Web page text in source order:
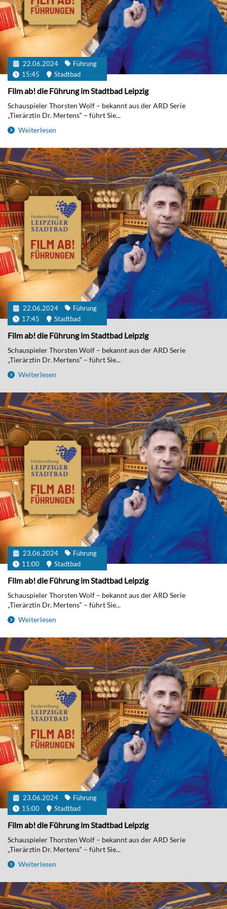
22.06.2024
Führung
15:45
Stadtbad
Film ab! die Führung im Stadtbad Leipzig
Schauspieler Thorsten Wolf – bekannt aus der ARD Serie
„Tierärztin Dr. Mertens“ – führt Sie...
Weiterlesen
22.06.2024
Führung
17:45
Stadtbad
Film ab! die Führung im Stadtbad Leipzig
Schauspieler Thorsten Wolf – bekannt aus der ARD Serie
„Tierärztin Dr. Mertens“ – führt Sie...
Weiterlesen
23.06.2024
Führung
11:00
Stadtbad
Film ab! die Führung im Stadtbad Leipzig
Schauspieler Thorsten Wolf – bekannt aus der ARD Serie
„Tierärztin Dr. Mertens“ – führt Sie...
Weiterlesen
23.06.2024
Führung
15:00
Stadtbad
Film ab! die Führung im Stadtbad Leipzig
Schauspieler Thorsten Wolf – bekannt aus der ARD Serie
„Tierärztin Dr. Mertens“ – führt Sie...
Weiterlesen